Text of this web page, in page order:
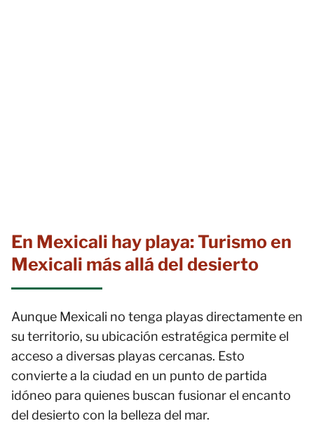
En Mexicali hay playa: Turismo en
Mexicali más allá del desierto
Aunque Mexicali no tenga playas directamente en
su territorio, su ubicación estratégica permite el
acceso a diversas playas cercanas. Esto
convierte a la ciudad en un punto de partida
idóneo para quienes buscan fusionar el encanto
del desierto con la belleza del mar.